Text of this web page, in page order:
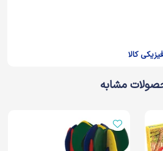
کالا
مشابه